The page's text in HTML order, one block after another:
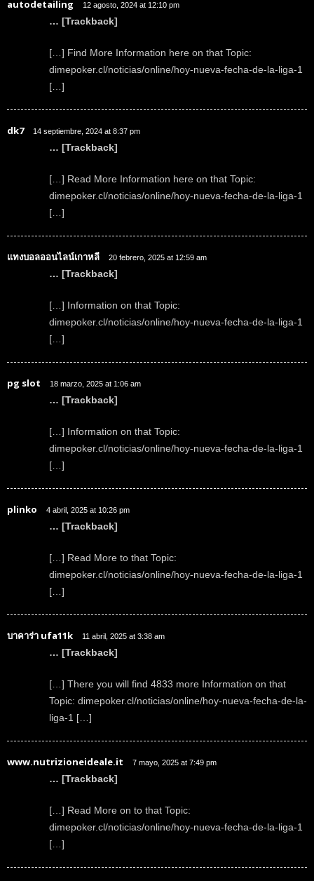
autodetailing 12 agosto, 2024 at 12:10 pm
… [Trackback]
[…] Find More Information here on that Topic:
dimepoker.cl/noticias/online/hoy-nueva-fecha-de-la-liga-1
[…]
dk7 14 septiembre, 2024 at 8:37 pm
… [Trackback]
[…] Read More Information here on that Topic:
dimepoker.cl/noticias/online/hoy-nueva-fecha-de-la-liga-1
[…]
แทงบอลออนไลน์เกาหลี 20 febrero, 2025 at 12:59 am
… [Trackback]
[…] Information on that Topic:
dimepoker.cl/noticias/online/hoy-nueva-fecha-de-la-liga-1
[…]
pg slot 18 marzo, 2025 at 1:06 am
… [Trackback]
[…] Information on that Topic:
dimepoker.cl/noticias/online/hoy-nueva-fecha-de-la-liga-1
[…]
plinko 4 abril, 2025 at 10:26 pm
… [Trackback]
[…] Read More to that Topic:
dimepoker.cl/noticias/online/hoy-nueva-fecha-de-la-liga-1
[…]
บาคาร่า ufa11k 11 abril, 2025 at 3:38 am
… [Trackback]
[…] There you will find 4833 more Information on that
Topic: dimepoker.cl/noticias/online/hoy-nueva-fecha-de-la-
liga-1 […]
www.nutrizioneideale.it 7 mayo, 2025 at 7:49 pm
… [Trackback]
[…] Read More on to that Topic:
dimepoker.cl/noticias/online/hoy-nueva-fecha-de-la-liga-1
[…]